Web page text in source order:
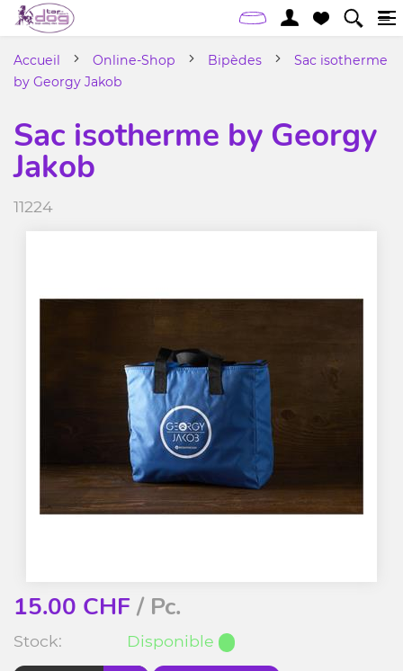
Accueil Online-Shop Bipèdes
Sac isotherme
by Georgy Jakob
Sac isotherme by Georgy
Jakob
11224
15.00 CHF/ Pc.
Stock: Disponible